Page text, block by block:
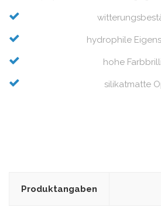
hydrophile
hohe
silikatmatte
Produktangaben